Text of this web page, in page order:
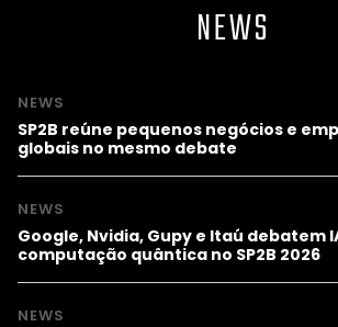
NEWS
NEWS
SP2B reúne pequenos negócios e
globais no mesmo debate
NEWS
Google, Nvidia, Gupy e Itaú debatem
computação quântica no SP2B 2026
NEWS